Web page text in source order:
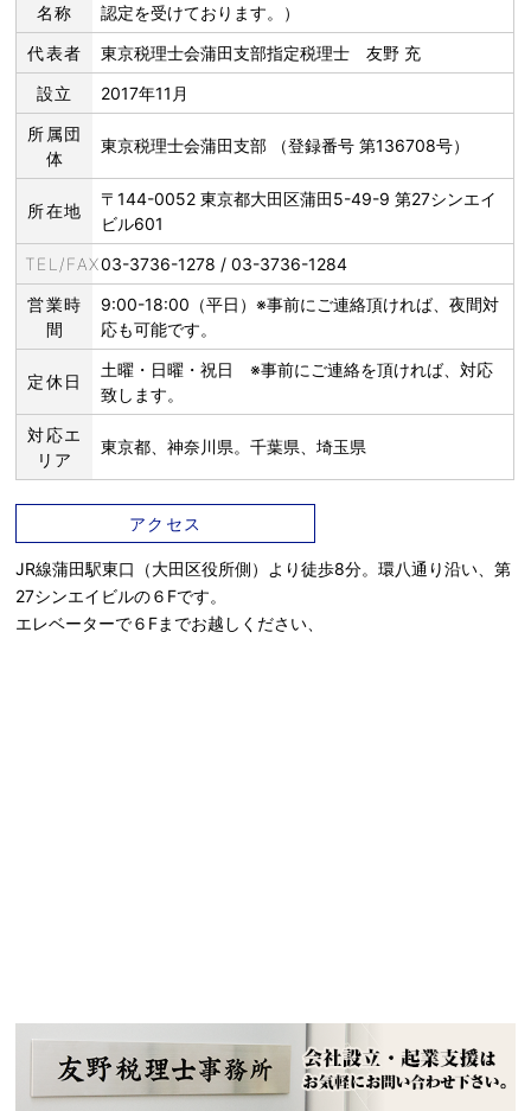
名称
認定を受けております。）
代表者
東京税理士会蒲田支部指定税理士 友野 充
設立
2017年11月
所属団
体
東京税理士会蒲田支部 （登録番号 第136708号）
所在地
〒144-0052 東京都大田区蒲田5-49-9 第27シンエイ
ビル601
TEL/FAX03-3736-1278 / 03-3736-1284
営業時
間
9:00-18:00（平日）※事前にご連絡頂ければ、夜間対
応も可能です。
定休日
土曜・日曜・祝日 ※事前にご連絡を頂ければ、対応
致します。
対応エ
リア
東京都、神奈川県。千葉県、埼玉県
アクセス
JR線蒲田駅東口（大田区役所側）より徒歩8分。環八通り沿い、第
27シンエイビルの６Fです。
エレベーターで６Fまでお越しください、